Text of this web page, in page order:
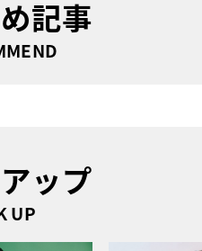
記事
ップ
UP